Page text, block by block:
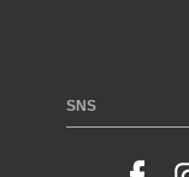
SNS